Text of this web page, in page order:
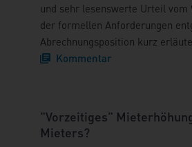
und sehr lesenswerte Urteil
der formellen Anforderungen
Abrechnungsposition kurz
Kommentar
"Vorzeitiges"
Mieters?